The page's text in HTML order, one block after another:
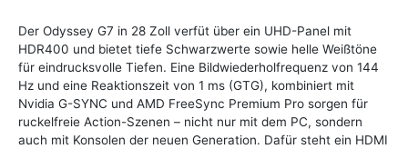
Der Odyssey G7 in 28 Zoll verfüt über ein UHD-Panel mit
HDR400 und bietet tiefe Schwarzwerte sowie helle Weißtöne
für eindrucksvolle Tiefen. Eine Bildwiederholfrequenz von 144
Hz und eine Reaktionszeit von 1 ms (GTG), kombiniert mit
Nvidia G-SYNC und AMD FreeSync Premium Pro sorgen für
ruckelfreie Action-Szenen – nicht nur mit dem PC, sondern
auch mit Konsolen der neuen Generation. Dafür steht ein HDMI